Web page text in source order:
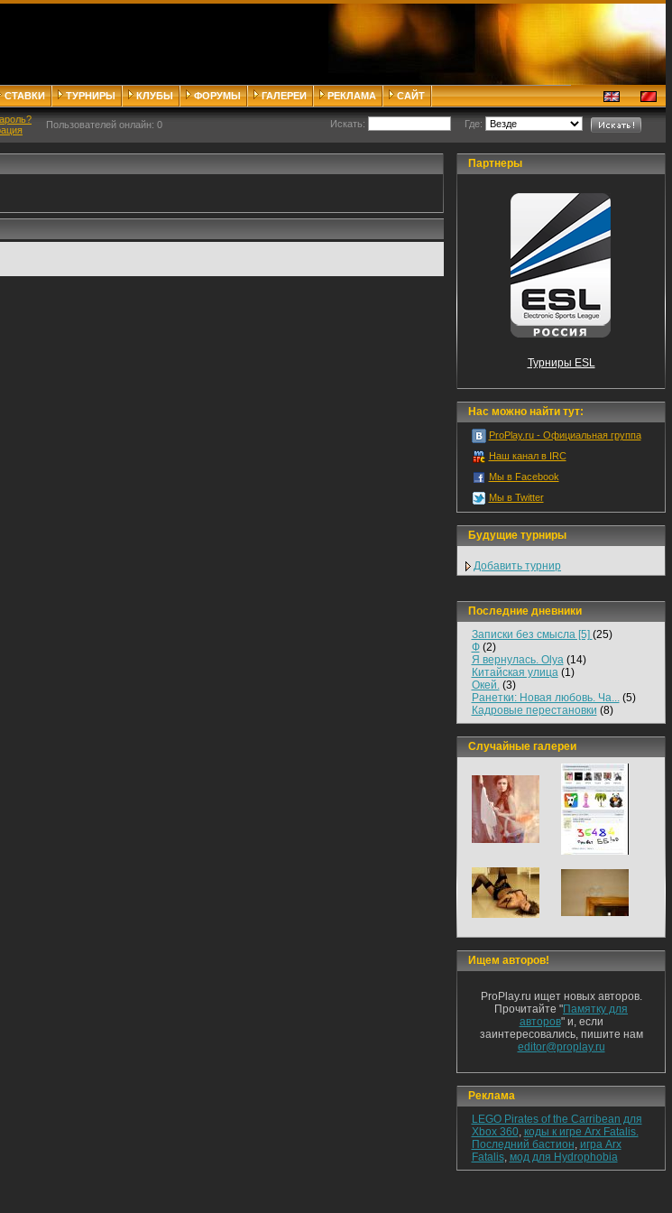
СТАВКИ ТУРНИРЫ КЛУБЫ ФОРУМЫ ГАЛЕРЕИ РЕКЛАМА САЙТ
Пользователей онлайн: 0 Искать: Где:
Партнеры
Турниры ESL
Нас можно найти тут:
ProPlay.ru - Официальная группа
Наш канал в IRC
Мы в Facebook
Мы в Twitter
Будущие турниры
Добавить турнир
Последние дневники
Записки без смысла [5] (25)
Ф(2)
Я вернулась. Olya(14)
Китайская улица(1)
Окей.(3)
Ранетки: Новая любовь. Ча...(5)
Кадровые перестановки (8)
Случайные галереи
Ищем авторов!
ProPlay.ru ищет новых авторов.
Прочитайте "Памятку для
авторов" и, если
заинтересовались, пишите нам
editor@proplay.ru
Реклама
LEGO Pirates of the Carribean для
Xbox 360, коды к игре Arx Fatalis.
Последний бастион, игра Arx
Fatalis, мод для Hydrophobia